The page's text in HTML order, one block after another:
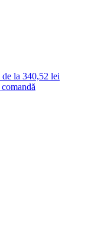
de la 340,52 lei